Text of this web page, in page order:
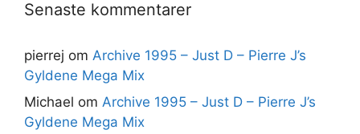
Senaste kommentarer
pierrej om Archive 1995 – Just D – Pierre J’s
Gyldene Mega Mix
Michael om Archive 1995 – Just D – Pierre J’s
Gyldene Mega Mix